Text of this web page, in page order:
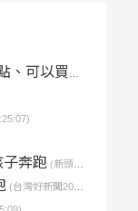
買什麼？
子奔跑 (新頭條2026-08-02 19:32:56)
(台灣好新聞2026-08-02 17:37:58)